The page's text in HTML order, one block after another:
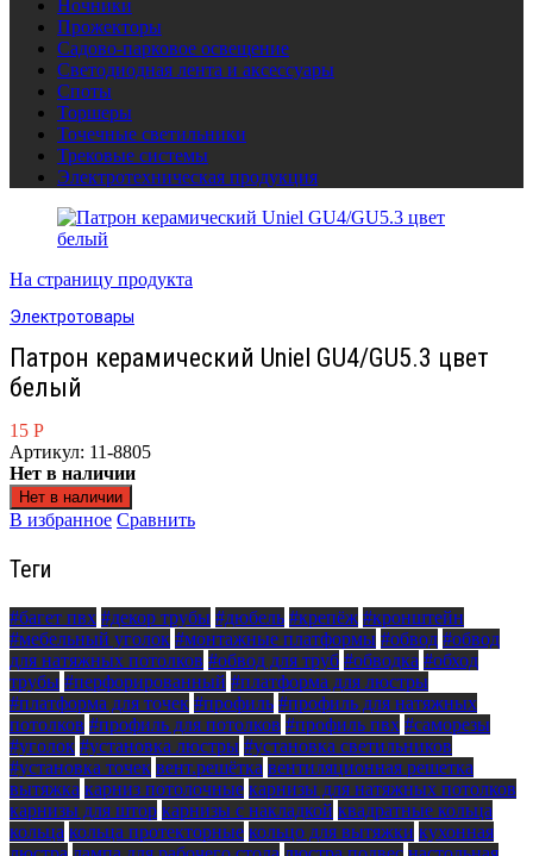
Ночники
Прожекторы
Садово-парковое освещение
Светодиодная лента и аксессуары
Споты
Торшеры
Точечные светильники
Трековые системы
Электротехническая продукция
На страницу продукта
Электротовары
Патрон керамический Uniel GU4/GU5.3 цвет
белый
15 Р
Артикул: 11-8805
Нет в наличии
Нет в наличии
В избранное Сравнить
Теги
#багет пвх #декор трубы #дюбель #крепёж #кронштейн
#мебельный уголок #монтажные платформы #обвод #обвод
для натяжных потолков #обвод для труб #обводка #обход
трубы #перфорированный #платформа для люстры
#платформа для точек #профиль #профиль для натяжных
потолков #профиль для потолков #профиль пвх #саморезы
#уголок #установка люстры #установка светильников
#установка точек вент.решётка вентиляционная решетка
вытяжка карниз потолочные карнизы для натяжных потолков
карнизы для штор карнизы с накладкой квадратные кольца
кольца кольца протекторные кольцо для вытяжки кухонная